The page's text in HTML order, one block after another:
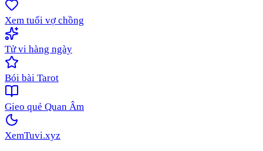
Xem tuổi vợ chồng
Tử vi hàng ngày
Bói bài Tarot
Gieo quẻ Quan Âm
XemTuvi.xyz